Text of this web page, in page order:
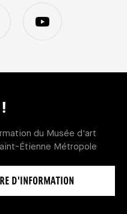
du Musée d'art
Étienne Métropole
D'INFORMATION